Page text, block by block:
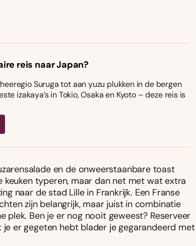
reis naar Japan?
Suruga tot aan yuzu plukken in de bergen
izakaya’s in Tokio, Osaka en Kyoto – deze reis is
en de onweerstaanbare toast
keuken typeren, maar dan net met wat extra
naar de stad Lille in Frankrijk. Een Franse
zijn belangrijk, maar juist in combinatie
plek. Ben je er nog nooit geweest? Reserveer
er gegeten hebt blader je gegarandeerd met